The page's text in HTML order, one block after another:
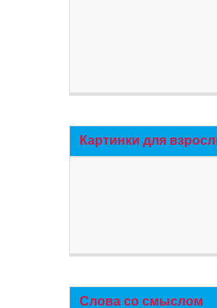
Картинки для
Слова со смыслом